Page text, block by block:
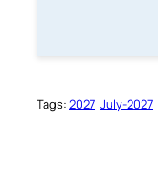
Tags: 2027 July-2027